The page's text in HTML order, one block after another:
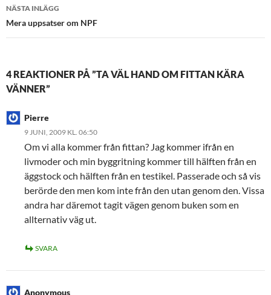
NÄSTA INLÄGG
Mera uppsatser om NPF
4 REAKTIONER PÅ ”TA VÄL HAND OM FITTAN KÄRA
VÄNNER”
Pierre
9 JUNI, 2009 KL. 06:50
Om vi alla kommer från fittan? Jag kommer ifrån en
livmoder och min byggritning kommer till hälften från en
äggstock och hälften från en testikel. Passerade och så vis
berörde den men kom inte från den utan genom den. Vissa
andra har däremot tagit vägen genom buken som en
allternativ väg ut.
SVARA
Anonymous